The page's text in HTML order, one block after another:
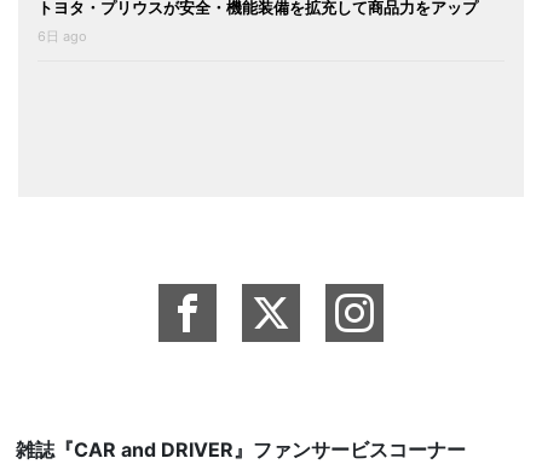
トヨタ・プリウスが安全・機能装備を拡充して商品力をアップ
6日 ago
雑誌『CAR and DRIVER』ファンサービスコーナー